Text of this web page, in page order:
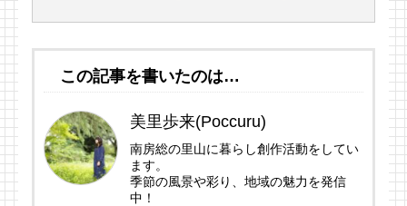
この記事を書いたのは…
美里歩来(Poccuru)
南房総の里山に暮らし創作活動をしてい
ます。
季節の風景や彩り、地域の魅力を発信
中！